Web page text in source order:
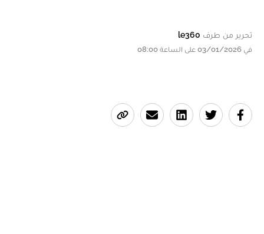
تحرير من طرف le360
في 03/01/2026 على الساعة 08:00